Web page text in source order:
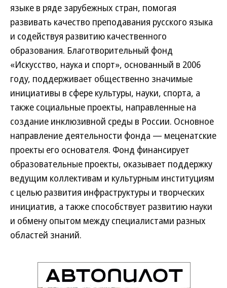
языке в ряде зарубежных стран, помогая
развивать качество преподавания русского языка
и содействуя развитию качественного
образования. Благотворительный фонд
«Искусство, наука и спорт», основанный в 2006
году, поддерживает общественно значимые
инициативы в сфере культуры, науки, спорта, а
также социальные проекты, направленные на
создание инклюзивной среды в России. Основное
направление деятельности фонда — меценатские
проекты его основателя. Фонд финансирует
образовательные проекты, оказывает поддержку
ведущим коллективам и культурным институциям
с целью развития инфраструктуры и творческих
инициатив, а также способствует развитию науки
и обмену опытом между специалистами разных
областей знаний.